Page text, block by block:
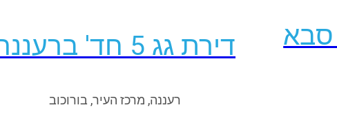
דירת גג 5 חד' ברעננה
רעננה, מרכז העיר, בורוכוב